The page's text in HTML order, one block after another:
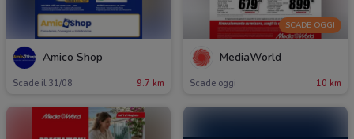
Amico Shop
Scade il 31/08 9.7 km
SCADE OGGI
MediaWorld
Scade oggi 10 km